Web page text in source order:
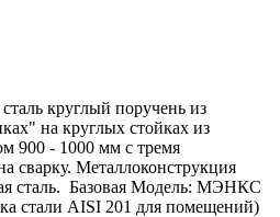
круглый поручень из
на круглых стойках из
900 - 1000 мм с тремя
сварку. Металлоконструкция
сталь. Базовая Модель: МЭНКС
стали AISI 201 для помещений)